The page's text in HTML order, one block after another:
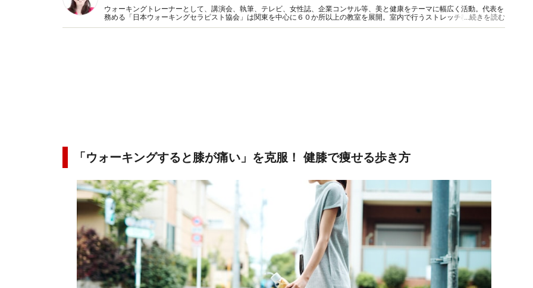
ウォーキングトレーナーとして、講演会、執筆、テレビ、女性誌、企業コンサル等、美と健康をテーマに幅広く活動。代表を
務める「日本ウォーキングセラピスト協会」は関東を中心に６０か所以上の教室を展開。室内で行うストレッチ教室はじめ、
屋外で行うウォーキング教室とバリエーション豊かなカリキュラムにフアンも多い。
...続きを読む
「ウォーキングすると膝が痛い」を克服！ 健膝で痩せる歩き方